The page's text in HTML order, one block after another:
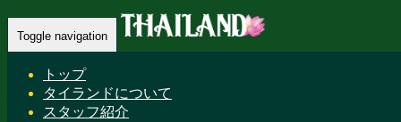
Toggle navigation
トップ
タイランドについて
スタッフ紹介
埼玉 栄町 吉川…